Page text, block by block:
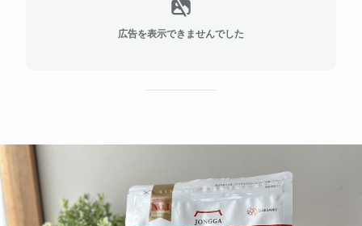
広告を表示できませんでした